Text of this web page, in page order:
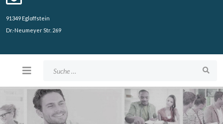
91349 Egloffstein
Dr.-Neumeyer Str. 269